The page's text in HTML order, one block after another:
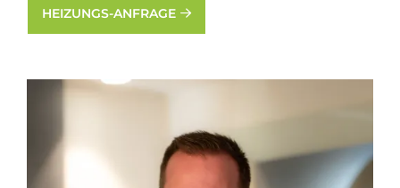
HEIZUNGS-ANFRAGE